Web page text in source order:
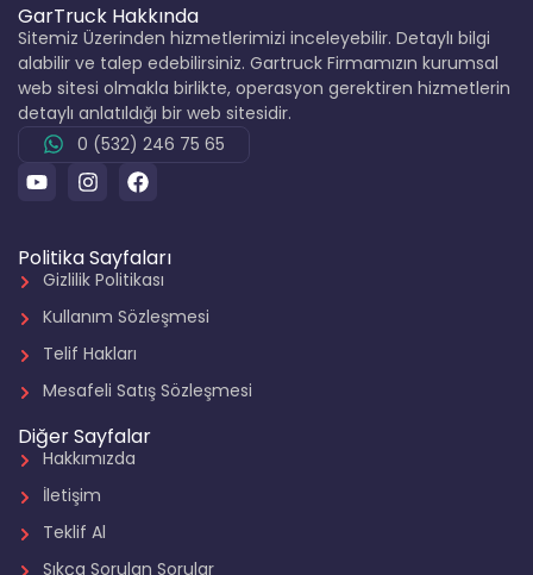
GarTruck Hakkında
Sitemiz Üzerinden hizmetlerimizi inceleyebilir. Detaylı bilgi
alabilir ve talep edebilirsiniz. Gartruck Firmamızın kurumsal
web sitesi olmakla birlikte, operasyon gerektiren hizmetlerin
detaylı anlatıldığı bir web sitesidir.
0 (532) 246 75 65
Politika Sayfaları
Gizlilik Politikası
Kullanım Sözleşmesi
Telif Hakları
Mesafeli Satış Sözleşmesi
Diğer Sayfalar
Hakkımızda
İletişim
Teklif Al
Sıkça Sorulan Sorular